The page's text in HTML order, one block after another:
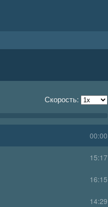
Скорость:
00:00
15:17
16:15
14:29